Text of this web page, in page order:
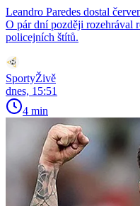
Leandro Paredes dostal
O pár dní později rozehrával
policejních štítů.
SportyŽivě
dnes, 15:51
4 min